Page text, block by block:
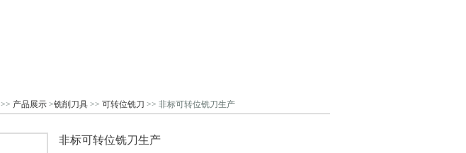
>> 产品展示 >铣削刀具 >> 可转位铣刀 >> 非标可转位铣刀生产
非标可转位铣刀生产